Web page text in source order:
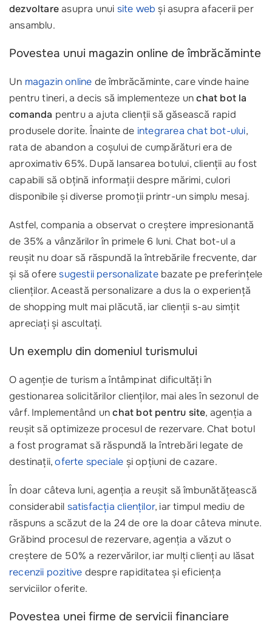
dezvoltareasupra unui site web și asupra afacerii per
ansamblu.
Povestea unui magazin online de îmbrăcăminte
Un magazin online de îmbrăcăminte, care vinde haine
pentru tineri, a decis să implementeze unchat bot la
comanda pentru a ajuta clienții să găsească rapid
produsele dorite. Înainte de integrarea chat bot-ului,
rata de abandon a coșului de cumpărături era de
aproximativ 65%. După lansarea botului, clienții au fost
capabili să obțină informații despre mărimi, culori
disponibile și diverse promoții printr-un simplu mesaj.
Astfel, compania a observat o creștere impresionantă
de 35% a vânzărilor în primele 6 luni. Chat bot-ul a
reușit nu doar să răspundă la întrebările frecvente, dar
și să oferesugestii personalizatebazate pe preferințele
clienților. Această personalizare a dus la o experiență
de shopping mult mai plăcută, iar clienții s-au simțit
apreciați și ascultați.
Un exemplu din domeniul turismului
O agenție de turism a întâmpinat dificultăți în
gestionarea solicitărilor clienților, mai ales în sezonul de
vârf. Implementând unchat bot pentru site, agenția a
reușit să optimizeze procesul de rezervare. Chat botul
a fost programat să răspundă la întrebări legate de
destinații,oferte speciale și opțiuni de cazare.
În doar câteva luni, agenția a reușit să îmbunătățească
considerabil satisfacția clienților, iar timpul mediu de
răspuns a scăzut de la 24 de ore la doar câteva minute.
Grăbind procesul de rezervare, agenția a văzut o
creștere de 50% a rezervărilor, iar mulți clienți au lăsat
recenzii pozitive despre rapiditatea și eficiența
serviciilor oferite.
Povestea unei firme de servicii financiare